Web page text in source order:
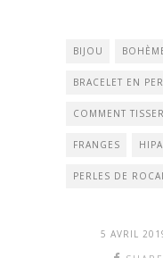
BIJOU
BRACELET EN
COMMENT
FRANGES
PERLES DE
5 AVRIL